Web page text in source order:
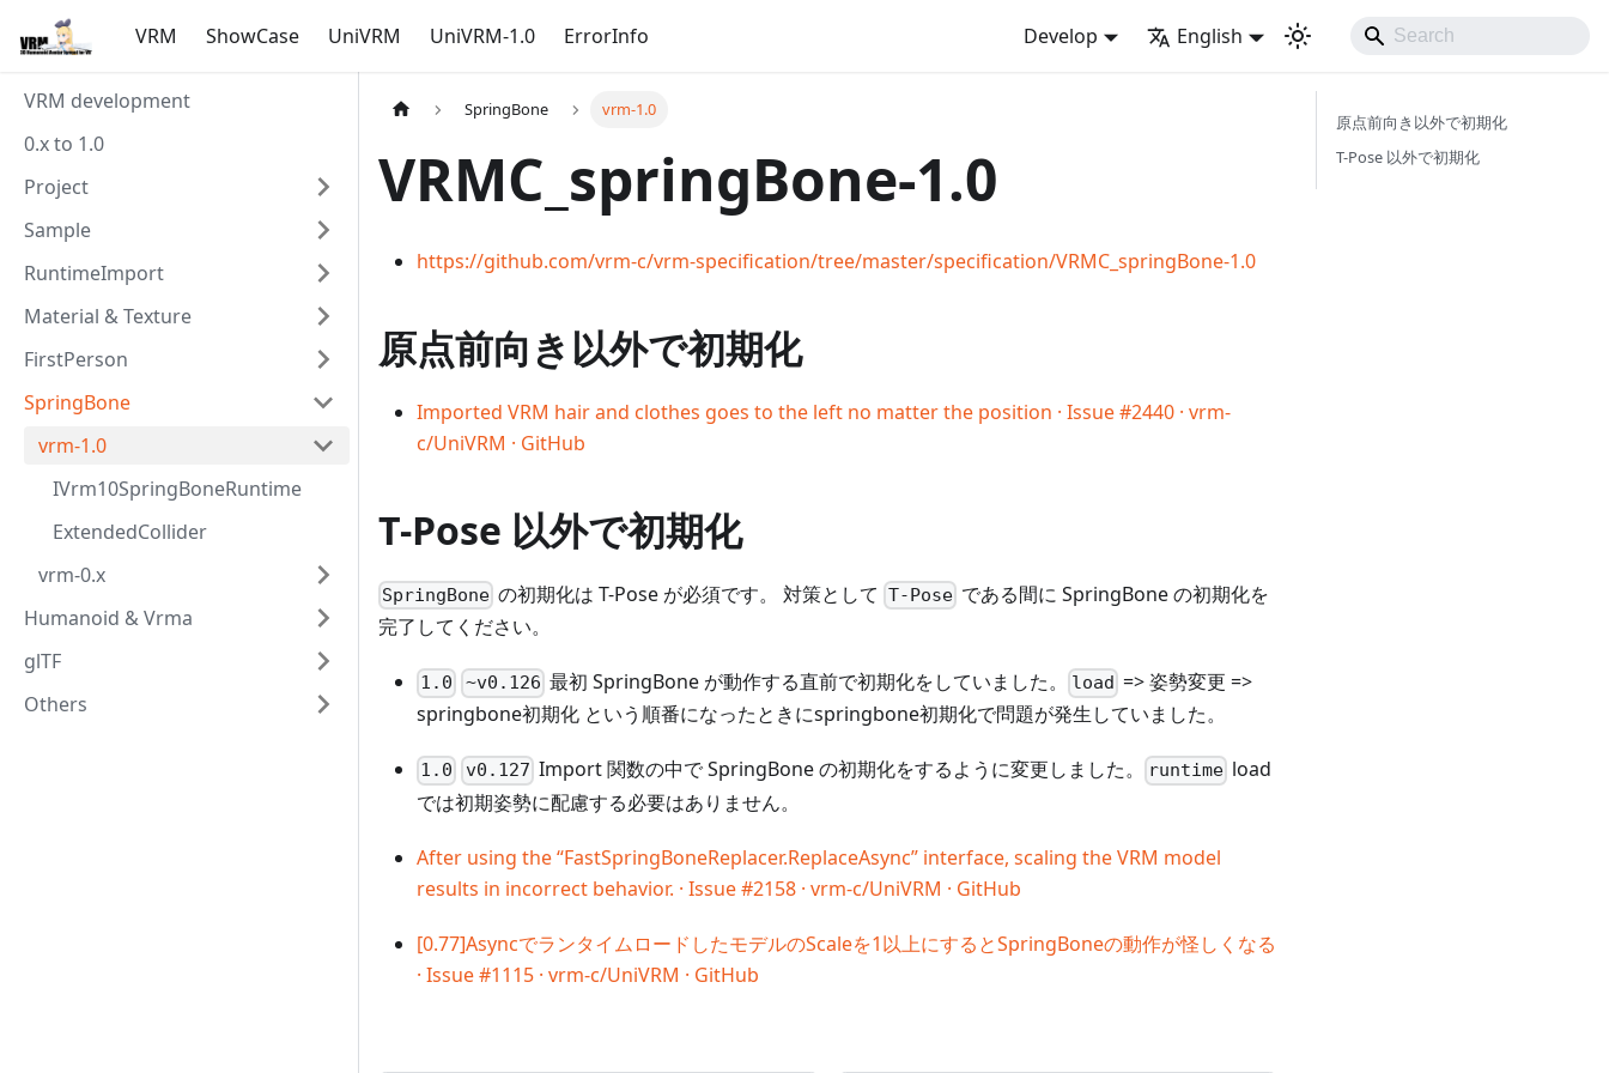
VRM ShowCase UniVRM UniVRM-1.0 ErrorInfo Develop English
VRM development
0.x to 1.0
Project
Sample
RuntimeImport
Material & Texture
FirstPerson
SpringBone
vrm-1.0
IVrm10SpringBoneRuntime
ExtendedCollider
vrm-0.x
Humanoid & Vrma
glTF
Others
SpringBone vrm-1.0
VRMC_springBone-1.0
https://github.com/vrm-c/vrm-specification/tree/master/specification/VRMC_springBone-1.0
原点前向き以外で初期化
Imported VRM hair and clothes goes to the left no matter the position · Issue #2440 · vrm-
c/UniVRM · GitHub
T-Pose 以外で初期化
SpringBone の初期化は T-Pose が必須です。 対策として T-Poseである間に SpringBone の初期化を
完了してください。
1.0 ~v0.126 最初 SpringBone が動作する直前で初期化をしていました。 load => 姿勢変更 =>
springbone初期化 という順番になったときにspringbone初期化で問題が発生していました。
1.0 v0.127 Import 関数の中で SpringBone の初期化をするように変更しました。 runtime load
では初期姿勢に配慮する必要はありません。
After using the “FastSpringBoneReplacer.ReplaceAsync” interface, scaling the VRM model
results in incorrect behavior. · Issue #2158 · vrm-c/UniVRM · GitHub
[0.77]AsyncでランタイムロードしたモデルのScaleを1以上にするとSpringBoneの動作が怪しくなる
· Issue #1115 · vrm-c/UniVRM · GitHub
原点前向き以外で初期化
T-Pose 以外で初期化